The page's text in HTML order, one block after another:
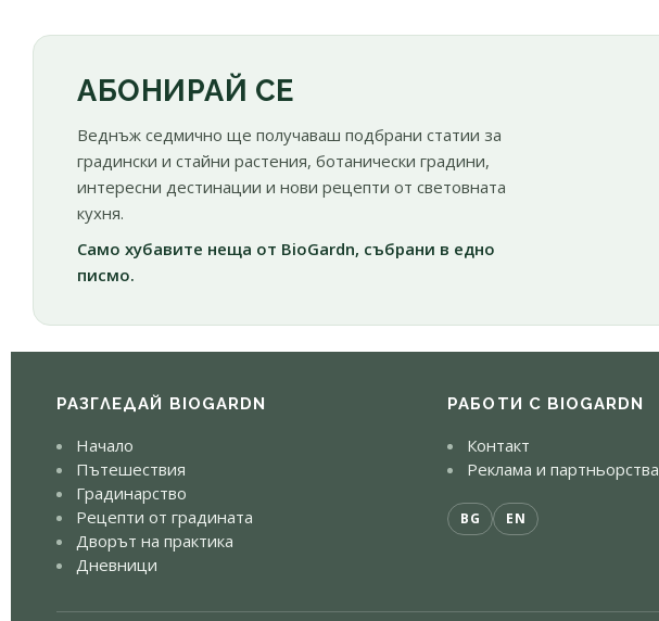
АБОНИРАЙ СЕ
Веднъж седмично ще получаваш подбрани статии за
градински и стайни растения, ботанически градини,
интересни дестинации и нови рецепти от световната
кухня.
Само хубавите неща от BioGardn, събрани в едно
писмо.
РАЗГЛЕДАЙ BIOGARDN
Начало
Пътешествия
Градинарство
Рецепти от градината
Дворът на практика
Дневници
РАБОТИ С BIOGARDN
Контакт
Реклама и партньорства
BG EN